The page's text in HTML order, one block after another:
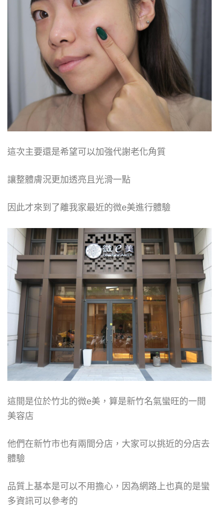
這次主要還是希望可以加強代謝老化角質
讓整體膚況更加透亮且光滑一點
因此才來到了離我家最近的微e美進行體驗
這間是位於竹北的微e美，算是新竹名氣蠻旺的一間
美容店
他們在新竹市也有兩間分店，大家可以挑近的分店去
體驗
品質上基本是可以不用擔心，因為網路上也真的是蠻
多資訊可以參考的